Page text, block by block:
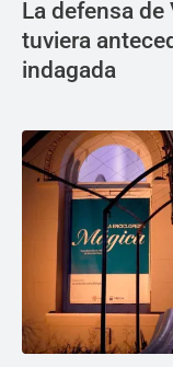
La defensa
tuviera
indagada